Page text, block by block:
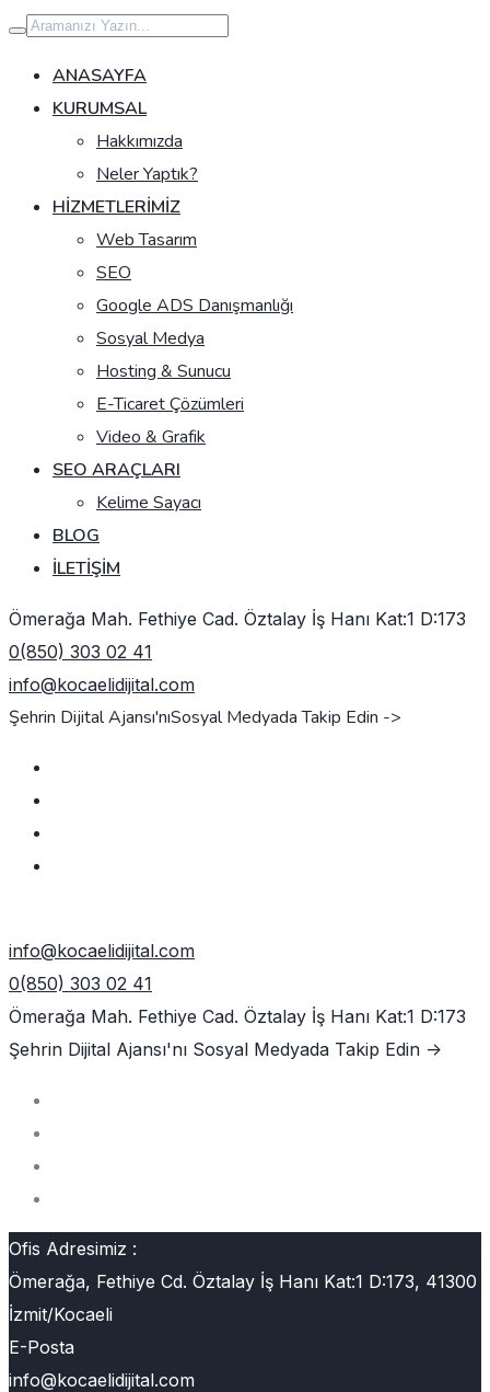
İçeriğe
geç
ANASAYFA
KURUMSAL
Hakkımızda
Neler Yaptık?
HIZMETLERIMIZ
Web Tasarım
SEO
Google ADS Danışmanlığı
Sosyal Medya
Hosting & Sunucu
E-Ticaret Çözümleri
Video & Grafik
SEO ARAÇLARI
Kelime Sayacı
BLOG
İLETIŞIM
Ömerağa Mah. Fethiye Cad. Öztalay İş Hanı Kat:1 D:173
0(850) 303 02 41
info@kocaelidijital.com
Şehrin Dijital Ajansı'nıSosyal Medyada Takip Edin ->
info@kocaelidijital.com
0(850) 303 02 41
Ömerağa Mah. Fethiye Cad. Öztalay İş Hanı Kat:1 D:173
Şehrin Dijital Ajansı'nı Sosyal Medyada Takip Edin ->
Ofis Adresimiz :
Ömerağa, Fethiye Cd. Öztalay İş Hanı Kat:1 D:173, 41300
İzmit/Kocaeli
E-Posta
info@kocaelidijital.com